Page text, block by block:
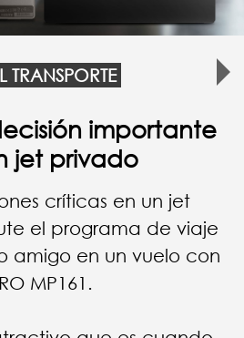
TRANSPORTE
los datos de la
en el vehículo
y gestione los datos
empresa en cualquier
puede consultar
incluso en el coche